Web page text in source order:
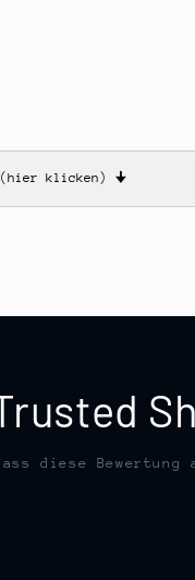
(hier klicken) 🠋
diese Bewertung